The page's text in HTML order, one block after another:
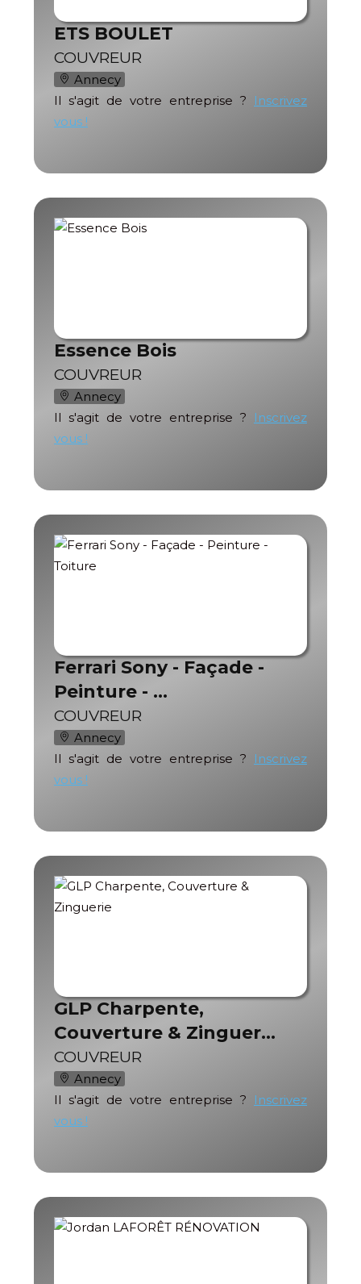
ETS BOULET
COUVREUR
Annecy
Il s'agit de votre entreprise ?
Inscrivez
vous !
Essence Bois
COUVREUR
Annecy
Il s'agit de votre entreprise ?
Inscrivez
vous !
Ferrari Sony - Façade -
Peinture - …
COUVREUR
Annecy
Il s'agit de votre entreprise ?
Inscrivez
vous !
GLP Charpente,
Couverture & Zinguer…
COUVREUR
Annecy
Il s'agit de votre entreprise ?
Inscrivez
vous !